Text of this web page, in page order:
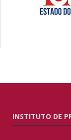
INSTITUTO DE